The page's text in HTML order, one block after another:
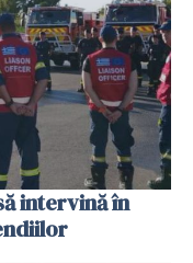
intervină în